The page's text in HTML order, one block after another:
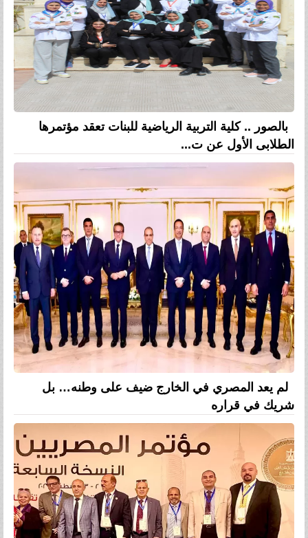
بالصور .. كلية التربية الرياضية للبنات تعقد مؤتمرها
الطلابى الأول عن ت...
لم يعد المصري في الخارج ضيف على وطنه… بل
شريك في قراره